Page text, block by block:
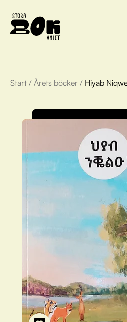
Årets böcker
Om Stora
Olivia tipsar
Vinnare
FAQ
För bibliotek
Start / Årets böcker / Hiyab